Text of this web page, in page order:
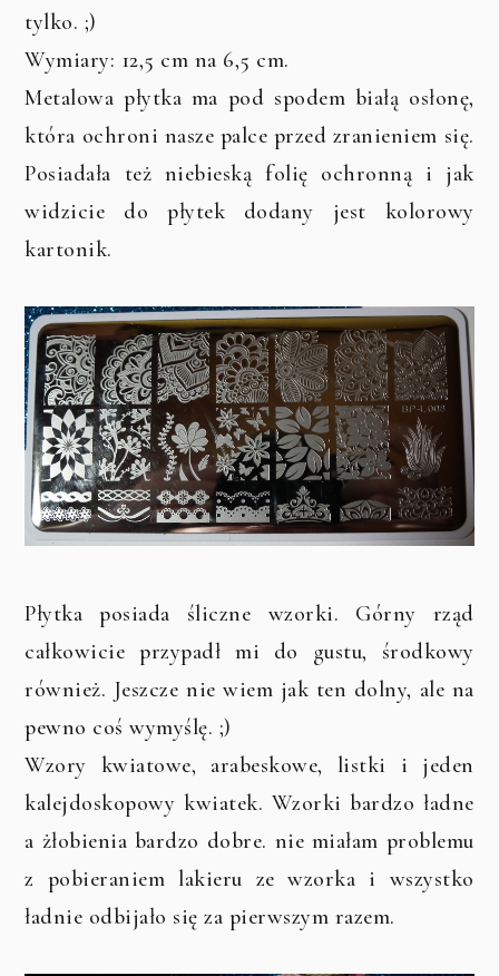
tylko. ;)
Wymiary: 12,5 cm na 6,5 cm.
Metalowa płytka ma pod spodem białą osłonę,
która ochroni nasze palce przed zranieniem się.
Posiadała też niebieską folię ochronną i jak
widzicie do płytek dodany jest kolorowy
kartonik.
Płytka posiada śliczne wzorki. Górny rząd
całkowicie przypadł mi do gustu, środkowy
również. Jeszcze nie wiem jak ten dolny, ale na
pewno coś wymyślę. ;)
Wzory kwiatowe, arabeskowe, listki i jeden
kalejdoskopowy kwiatek. Wzorki bardzo ładne
a żłobienia bardzo dobre. nie miałam problemu
z pobieraniem lakieru ze wzorka i wszystko
ładnie odbijało się za pierwszym razem.